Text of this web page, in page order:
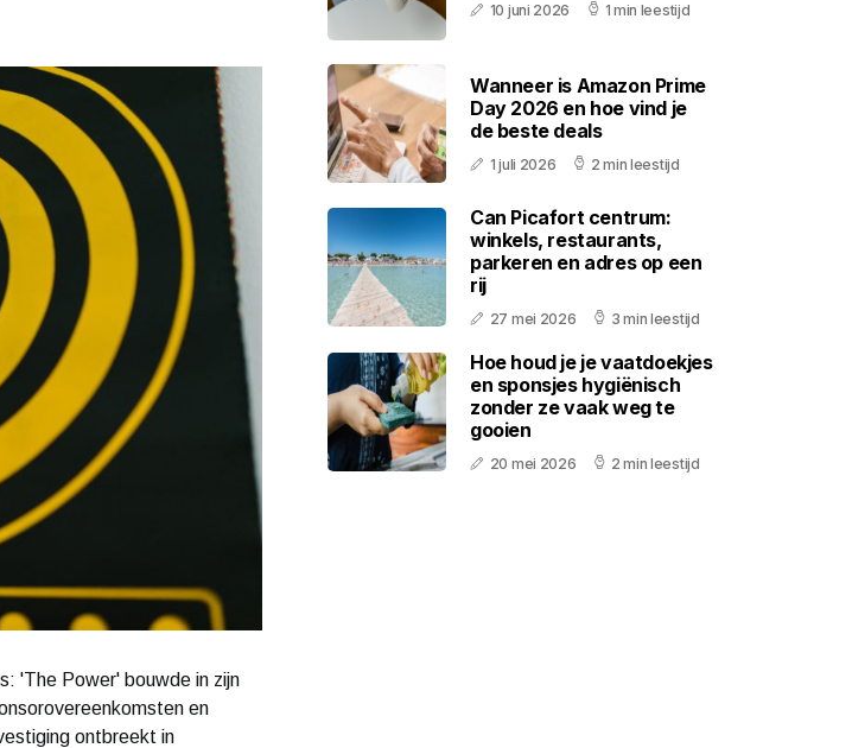
'The Power' bouwde in zijn
en
ontbreekt in
10 juni 2026 1 min leestijd
Wanneer is Amazon Prime
Day 2026 en hoe vind je
de beste deals
1 juli 2026 2 min leestijd
Can Picafort centrum:
winkels, restaurants,
parkeren en adres op een
rij
27 mei 2026 3 min leestijd
Hoe houd je je vaatdoekjes
en sponsjes hygiënisch
zonder ze vaak weg te
gooien
20 mei 2026 2 min leestijd